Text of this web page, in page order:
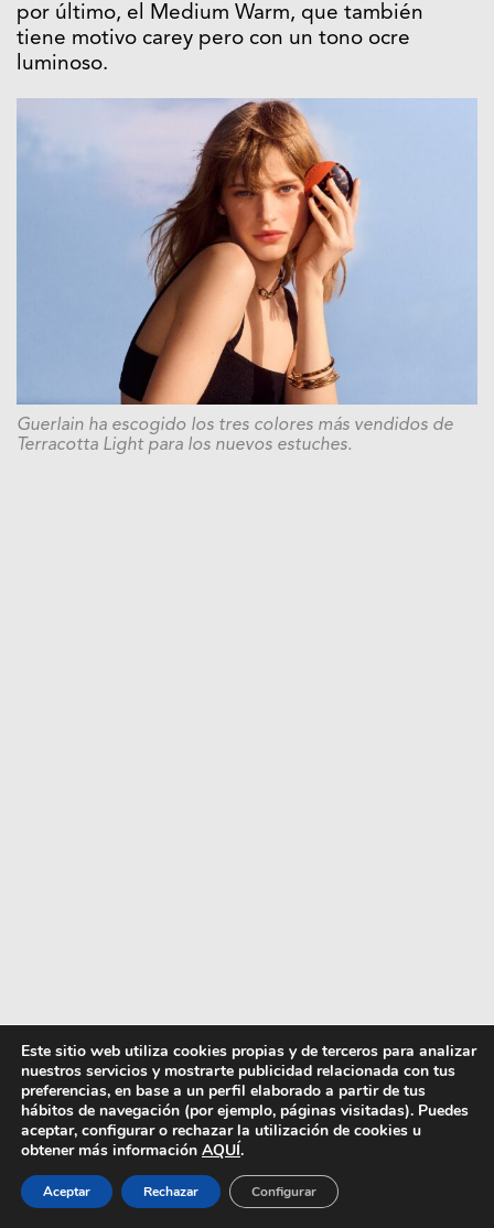
por último, el Medium Warm, que también
tiene motivo carey pero con un tono ocre
luminoso.
Guerlain ha escogido los tres colores más vendidos de
Terracotta Light para los nuevos estuches.
Este sitio web utiliza cookies propias y de terceros para analizar
nuestros servicios y mostrarte publicidad relacionada con tus
preferencias, en base a un perfil elaborado a partir de tus
hábitos de navegación (por ejemplo, páginas visitadas). Puedes
aceptar, configurar o rechazar la utilización de cookies u
obtener más información AQUÍ.
Aceptar Rechazar Configurar